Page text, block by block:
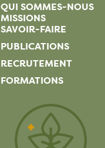
QUI SOMMES-NOUS
MISSIONS
SAVOIR-FAIRE
PUBLICATIONS
RECRUTEMENT
FORMATIONS